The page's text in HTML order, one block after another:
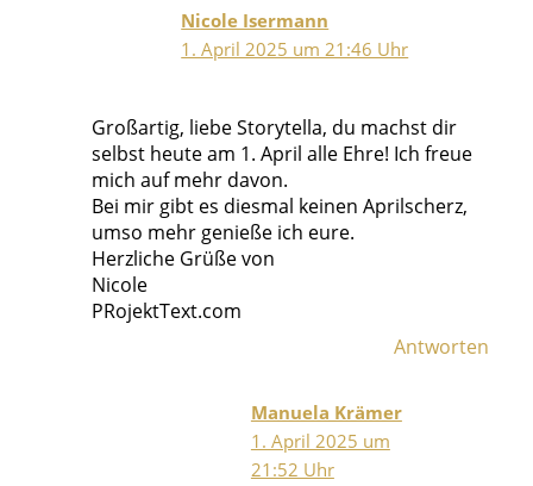
Nicole Isermann
1. April 2025 um 21:46 Uhr
Großartig, liebe Storytella, du machst dir
selbst heute am 1. April alle Ehre! Ich freue
mich auf mehr davon.
Bei mir gibt es diesmal keinen Aprilscherz,
umso mehr genieße ich eure.
Herzliche Grüße von
Nicole
PRojektText.com
Antworten
Manuela Krämer
1. April 2025 um
21:52 Uhr